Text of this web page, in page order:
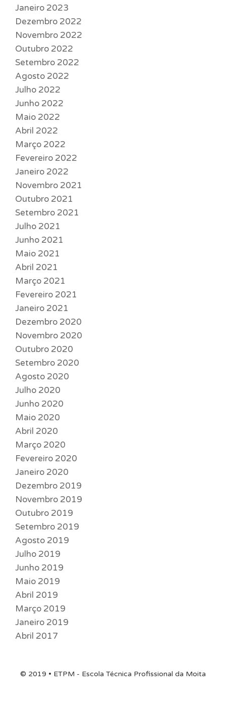
Janeiro 2023
Dezembro 2022
Novembro 2022
Outubro 2022
Setembro 2022
Agosto 2022
Julho 2022
Junho 2022
Maio 2022
Abril 2022
Março 2022
Fevereiro 2022
Janeiro 2022
Novembro 2021
Outubro 2021
Setembro 2021
Julho 2021
Junho 2021
Maio 2021
Abril 2021
Março 2021
Fevereiro 2021
Janeiro 2021
Dezembro 2020
Novembro 2020
Outubro 2020
Setembro 2020
Agosto 2020
Julho 2020
Junho 2020
Maio 2020
Abril 2020
Março 2020
Fevereiro 2020
Janeiro 2020
Dezembro 2019
Novembro 2019
Outubro 2019
Setembro 2019
Agosto 2019
Julho 2019
Junho 2019
Maio 2019
Abril 2019
Março 2019
Janeiro 2019
Abril 2017
© 2019 • ETPM - Escola Técnica Profissional da Moita